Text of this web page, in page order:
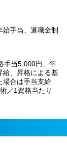
手当、退職金制
手当5,000円、年
、昇格による基
場合は手当支給
／1資格当たり